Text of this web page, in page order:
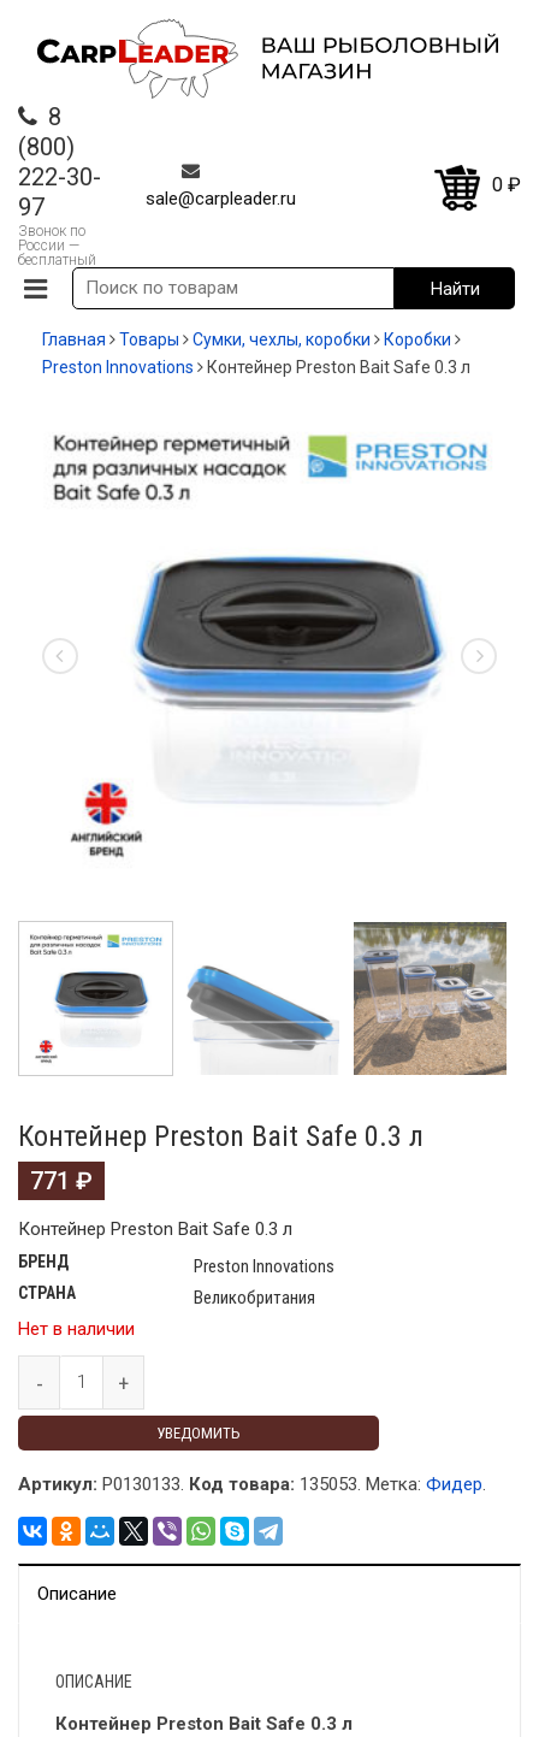
8
(800)
222-30-
97
Звонок по
России —
бесплатный
sale@carpleader.ru
0 ₽
Главная Товары Сумки, чехлы, коробки
Коробки
Preston Innovations
Контейнер Preston Bait Safe 0.3 л
Контейнер Preston Bait Safe 0.3 л
771 ₽
Контейнер Preston Bait Safe 0.3 л
БРЕНД Preston Innovations
СТРАНА
Великобритания
Нет в наличии
УВЕДОМИТЬ
Артикул: P0130133. Код товара: 135053. Метка: Фидер.
Описание
ОПИСАНИЕ
Контейнер Preston Bait Safe 0.3 л